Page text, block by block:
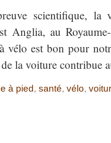
scientifique, la
Anglia, au
vélo est bon pour
la voiture contribue
à pied, santé, vélo,